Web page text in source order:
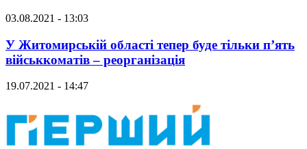
03.08.2021 - 13:03
У Житомирській області тепер буде тільки п’ять
військкоматів – реорганізація
19.07.2021 - 14:47